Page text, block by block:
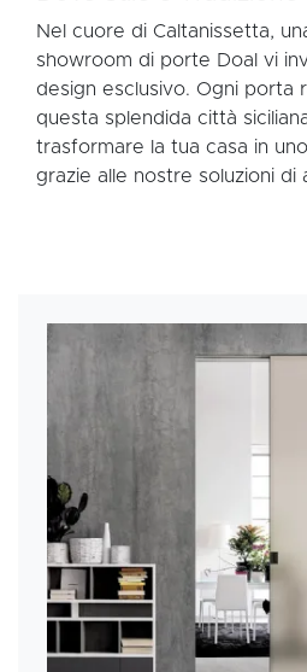
Nel cuore di Caltanissetta,
showroom di porte Doal vi
design esclusivo. Ogni porta
questa splendida città
trasformare la tua casa in
grazie alle nostre soluzioni di